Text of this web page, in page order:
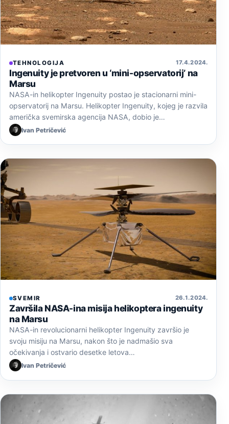
TEHNOLOGIJA 17. 4. 2024.
Ingenuity je pretvoren u ‘mini-opservatorij’ na
Marsu
NASA-in helikopter Ingenuity postao je stacionarni mini-
opservatorij na Marsu. Helikopter Ingenuity, kojeg je razvila
američka svemirska agencija NASA, dobio je…
Ivan Petričević
SVEMIR 26. 1. 2024.
Završila NASA-ina misija helikoptera ingenuity
na Marsu
NASA-in revolucionarni helikopter Ingenuity završio je
svoju misiju na Marsu, nakon što je nadmašio sva
očekivanja i ostvario desetke letova…
Ivan Petričević